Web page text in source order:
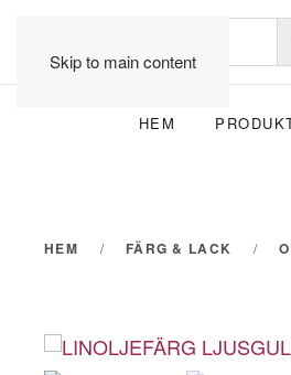
Skip to main content
HEM
HEM FÄRG & LACK